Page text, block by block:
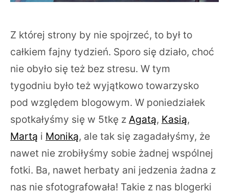
Z której strony by nie spojrzeć, to był to
całkiem fajny tydzień. Sporo się działo, choć
nie obyło się też bez stresu. W tym
tygodniu było też wyjątkowo towarzysko
pod względem blogowym. W poniedziałek
spotkałyśmy się w 5tkę z Agatą, Kasią,
Martą i Moniką, ale tak się zagadałyśmy, że
nawet nie zrobiłyśmy sobie żadnej wspólnej
fotki. Ba, nawet herbaty ani jedzenia żadna z
nas nie sfotografowała! Takie z nas blogerki